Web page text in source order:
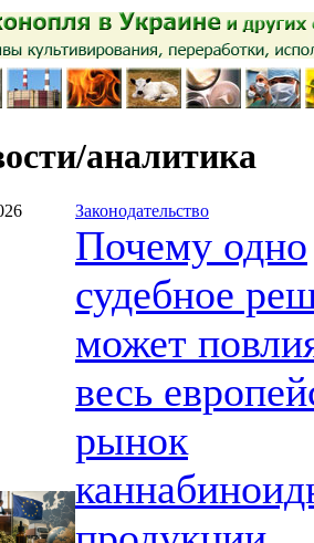
аналитика
Законодательство
Почему одно
судебное
может
весь
рынок